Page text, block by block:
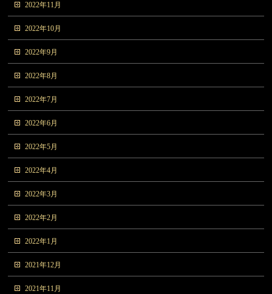
2022年11月
2022年10月
2022年9月
2022年8月
2022年7月
2022年6月
2022年5月
2022年4月
2022年3月
2022年2月
2022年1月
2021年12月
2021年11月